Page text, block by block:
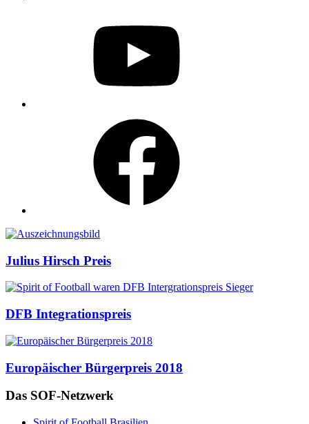
Auszeichnungen
Julius Hirsch Preis
DFB Integrationspreis
Europäischer Bürgerpreis 2018
Das SOF-Netzwerk